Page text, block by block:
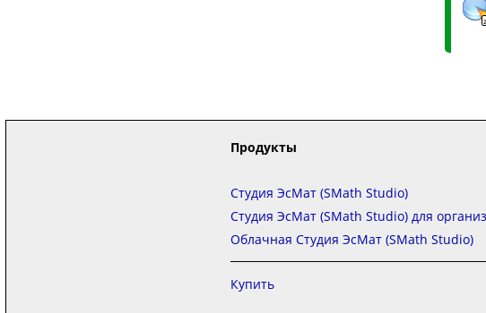
Продукты
Студия ЭсМат (SMath Studio)
Студия ЭсМат (SMath Studio) для
Облачная Студия ЭсМат (SMath Studio)
Купить